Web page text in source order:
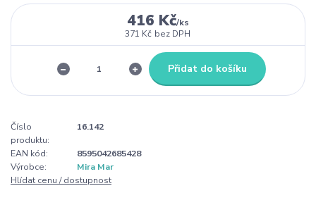
416 Kč/ks
371 Kč bez DPH
Přidat do košíku
Číslo
produktu:
16.142
EAN kód:
8595042685428
Výrobce:
Mira Mar
Hlídat cenu / dostupnost